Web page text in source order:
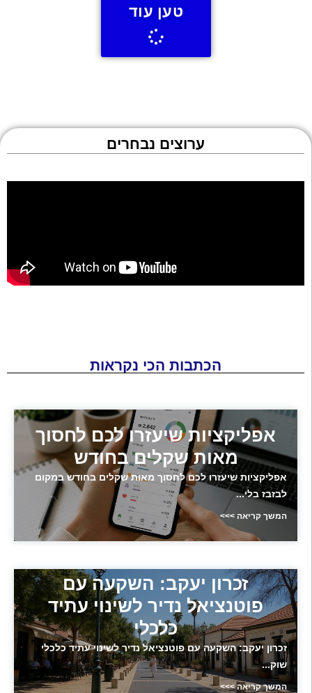
טען עוד
ערוצים נבחרים
הכתבות הכי נקראות
אפליקציות שיעזרו לכם לחסוך
מאות שקלים בחודש
אפליקציות שיעזרו לכם לחסוך מאות שקלים בחודש במקום
לבזבז בלי...
המשך קריאה >>>
זכרון יעקב: השקעה עם
פוטנציאל נדיר לשינוי עתיד
כלכלי
זכרון יעקב: השקעה עם פוטנציאל נדיר לשינוי עתיד כלכלי
שוק...
המשך קריאה >>>